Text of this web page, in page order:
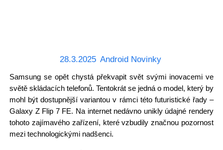
28.3.2025 Android Novinky
Samsung se opět chystá překvapit svět svými inovacemi ve
světě skládacích telefonů. Tentokrát se jedná o model, který by
mohl být dostupnější variantou v rámci této futuristické řady –
Galaxy Z Flip 7 FE. Na internet nedávno unikly údajné rendery
tohoto zajímavého zařízení, které vzbudily značnou pozornost
mezi technologickými nadšenci.